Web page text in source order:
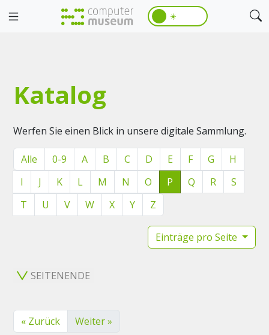
☀️
Katalog
Werfen Sie einen Blick in unsere digitale Sammlung.
Alle 0-9 A B C D E F G
H
I
J K L M N O P Q R
S
T
U V W X Y Z
Einträge pro Seite
SEITENENDE
« Zurück Weiter »